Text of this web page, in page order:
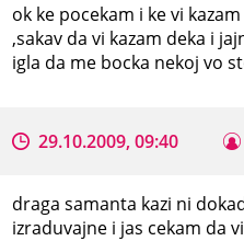
ok ke pocekam i ke vi
,sakav da vi kazam deka i
igla da me bocka nekoj vo
29.10.2009, 09:40
draga samanta kazi ni
izraduvajne i jas cekam da